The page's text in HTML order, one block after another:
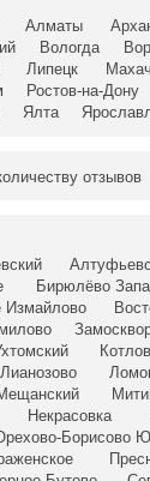
Алматы
Вологда
Липецк
Ростов-на-Дону
Ялта
отзывов
Бирюлёво
Измайлово
Лианозово
Некрасовка
Борисово